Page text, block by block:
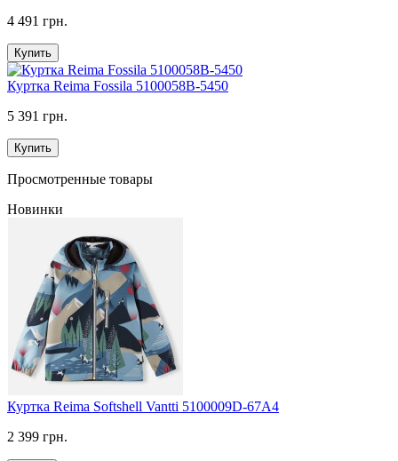
4 491 грн.
Купить
Куртка Reima Fossila 5100058B-5450
5 391 грн.
Купить
Просмотренные товары
Новинки
Куртка Reima Softshell Vantti 5100009D-67A4
2 399 грн.